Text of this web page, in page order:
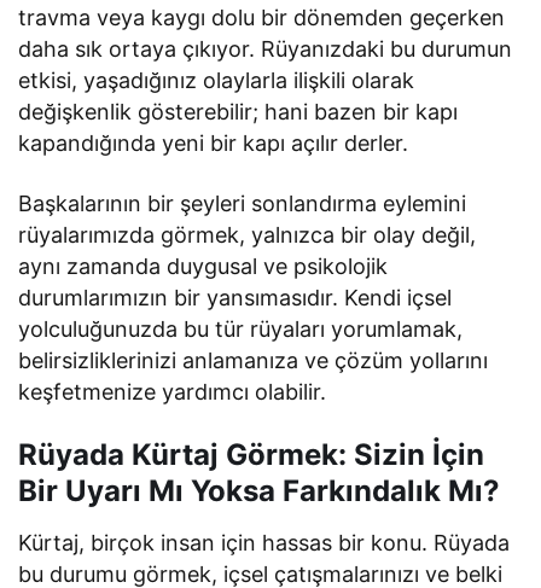
travma veya kaygı dolu bir dönemden geçerken
daha sık ortaya çıkıyor. Rüyanızdaki bu durumun
etkisi, yaşadığınız olaylarla ilişkili olarak
değişkenlik gösterebilir; hani bazen bir kapı
kapandığında yeni bir kapı açılır derler.
Başkalarının bir şeyleri sonlandırma eylemini
rüyalarımızda görmek, yalnızca bir olay değil,
aynı zamanda duygusal ve psikolojik
durumlarımızın bir yansımasıdır. Kendi içsel
yolculuğunuzda bu tür rüyaları yorumlamak,
belirsizliklerinizi anlamanıza ve çözüm yollarını
keşfetmenize yardımcı olabilir.
Rüyada Kürtaj Görmek: Sizin İçin
Bir Uyarı Mı Yoksa Farkındalık Mı?
Kürtaj, birçok insan için hassas bir konu. Rüyada
bu durumu görmek, içsel çatışmalarınızı ve belki